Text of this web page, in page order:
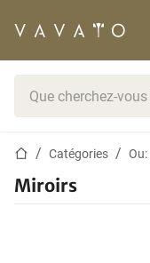
Page d'accueil
Catégories Ou:
Miroirs